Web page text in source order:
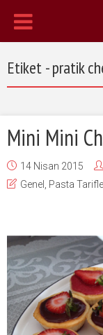
Etiket - pratik
Mini Mini
14 Nisan 2015
Genel
Pasta